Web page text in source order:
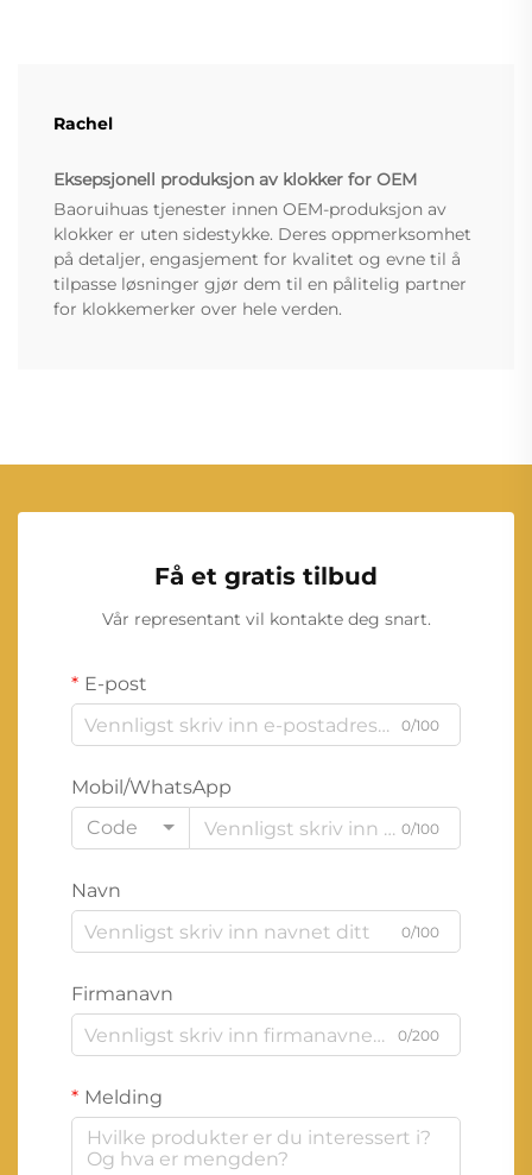
Rachel
Eksepsjonell produksjon av klokker for OEM
Baoruihuas tjenester innen OEM-produksjon av
klokker er uten sidestykke. Deres oppmerksomhet
på detaljer, engasjement for kvalitet og evne til å
tilpasse løsninger gjør dem til en pålitelig partner
for klokkemerker over hele verden.
Få et gratis tilbud
Vår representant vil kontakte deg snart.
E-post
0/100
Mobil/WhatsApp
Code
0/100
Navn
0/100
Firmanavn
0/200
Melding